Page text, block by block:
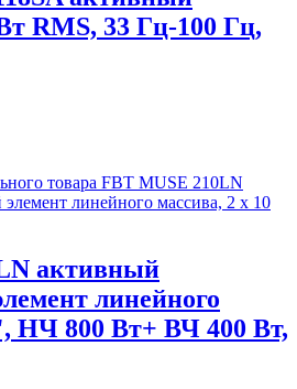
RMS, 33 Гц-100 Гц,
активный
линейного
НЧ 800 Вт+ ВЧ 400 Вт,